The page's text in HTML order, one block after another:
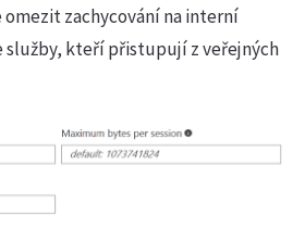
zachycování na interní
služby, kteří přistupují z veřejných